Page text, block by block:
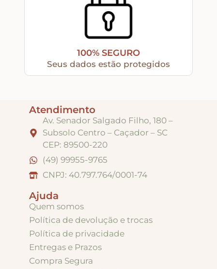
Base para Artesanato – Primers – Gesso
Tintas
Envelhecedores
Colas
Ferragens
Pezinhos
Puxadores e Fechos
100% SEGURO
Seus dados estão protegidos
Atendimento
Av. Senador Salgado Filho, 180 –
Subsolo Centro – Caçador – SC
CEP: 89500-220
(49) 99955-9765
CNPJ: 40.797.764/0001-74
Ajuda
Quem somos
Política de devolução e trocas
Política de privacidade
Entregas e Prazos
Compra Segura